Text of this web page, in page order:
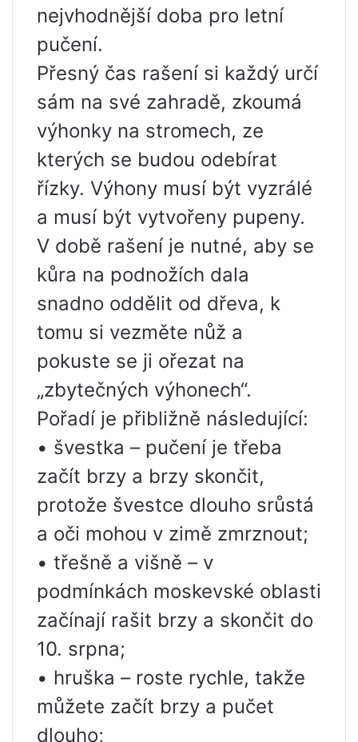
nejvhodnější doba pro letní
pučení.
Přesný čas rašení si každý určí
sám na své zahradě, zkoumá
výhonky na stromech, ze
kterých se budou odebírat
řízky. Výhony musí být vyzrálé
a musí být vytvořeny pupeny.
V době rašení je nutné, aby se
kůra na podnožích dala
snadno oddělit od dřeva, k
tomu si vezměte nůž a
pokuste se ji ořezat na
„zbytečných výhonech“.
Pořadí je přibližně následující:
• švestka – pučení je třeba
začít brzy a brzy skončit,
protože švestce dlouho srůstá
a oči mohou v zimě zmrznout;
• třešně a višně – v
podmínkách moskevské oblasti
začínají rašit brzy a skončit do
10. srpna;
• hruška – roste rychle, takže
můžete začít brzy a pučet
dlouho;